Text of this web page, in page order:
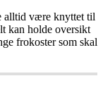
alltid være knyttet til
kan holde oversikt
frokoster som skal